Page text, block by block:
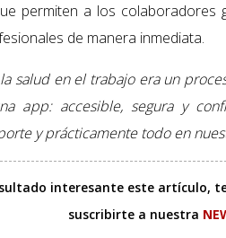
permiten a los colaboradores
de manera inmediata.
salud en el trabajo era un
app: accesible, segura y
y prácticamente todo en
interesante este artículo,
suscribirte a nuestra